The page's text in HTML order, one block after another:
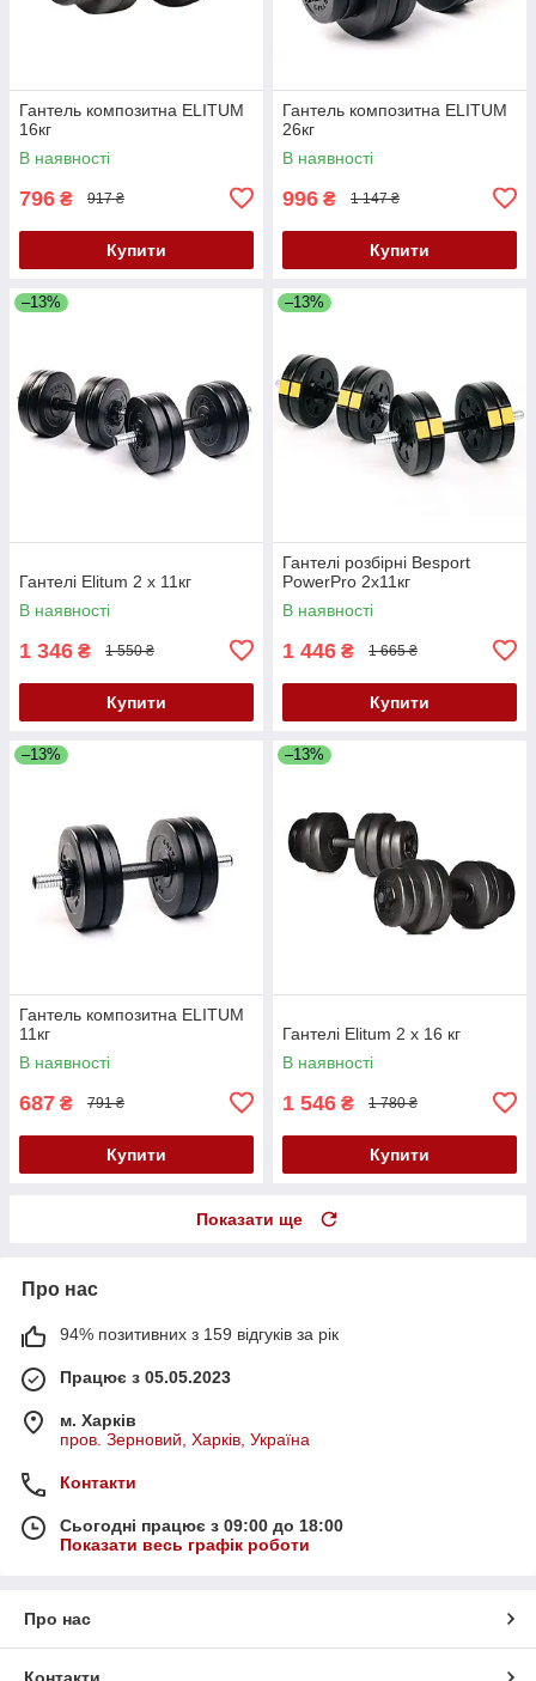
Гантель композитна ELITUM
16кг
В наявності
796 ₴ 917 ₴
Купити
Гантель композитна ELITUM
26кг
В наявності
996 ₴ 1 147 ₴
Купити
–13%
Гантелі Elitum 2 х 11кг
В наявності
1 346 ₴ 1 550 ₴
Купити
–13%
Гантелі розбірні Besport
PowerPro 2х11кг
В наявності
1 446 ₴ 1 665 ₴
Купити
–13%
Гантель композитна ELITUM
11кг
В наявності
687 ₴ 791 ₴
Купити
–13%
Гантелі Elitum 2 х 16 кг
В наявності
1 546 ₴ 1 780 ₴
Купити
Показати ще
Про нас
94% позитивних з 159 відгуків за рік
Працює з 05.05.2023
м. Харків
пров. Зерновий, Харків, Україна
Контакти
Сьогодні працює з 09:00 до 18:00
Показати весь графік роботи
Про нас